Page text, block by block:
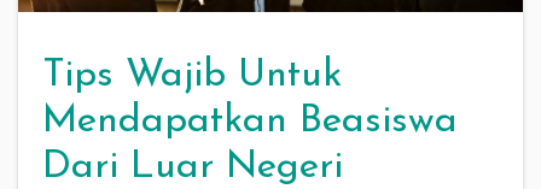
Tips Wajib Untuk
Mendapatkan Beasiswa
Dari Luar Negeri